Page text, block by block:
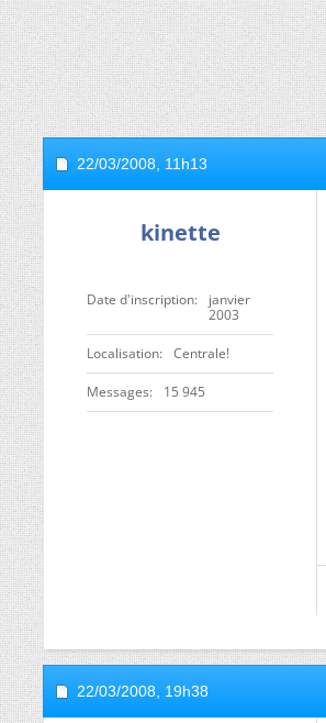
22/03/2008, 11h13
kinette
Date d'inscription
janvier
2003
Localisation Centrale!
Messages 15 945
22/03/2008, 19h38